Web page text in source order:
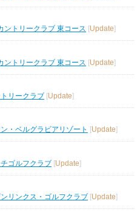
ントリークラブ 東コース [Update]
ントリークラブ 東コース [Update]
リークラブ [Update]
・ベルグラビアリゾート
Update
ゴルフクラブ [Update]
リンクス・ゴルフクラブ
Update